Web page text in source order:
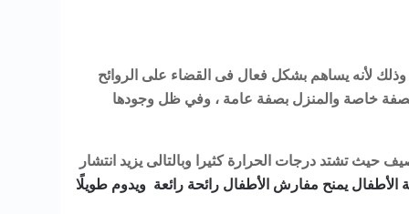
لأنه يساهم بشكل فعال فى القضاء على الروائح
بصفة خاصة والمنزل بصفة عامة ، وفي ظل وجودها
تشتد درجات الحرارة كثيرا وبالتالى يزيد انتشار
الأطفال يمنح مفارش الأطفال رائحة رائعة ويدوم طويلًا